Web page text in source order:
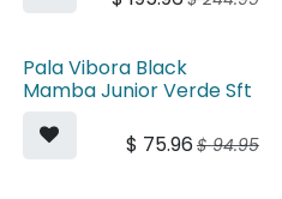
Pala Vibora Black
Mamba Junior Verde Sft
$ 75.96 $94.95